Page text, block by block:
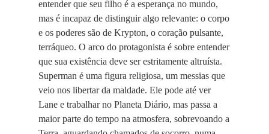
entender que seu filho é a esperança no mundo,
mas é incapaz de distinguir algo relevante: o corpo
e os poderes são de Krypton, o coração pulsante,
terráqueo. O arco do protagonista é sobre entender
que sua existência deve ser estritamente altruísta.
Superman é uma figura religiosa, um messias que
veio nos libertar da maldade. Ele pode até ver
Lane e trabalhar no Planeta Diário, mas passa a
maior parte do tempo na atmosfera, sobrevoando a